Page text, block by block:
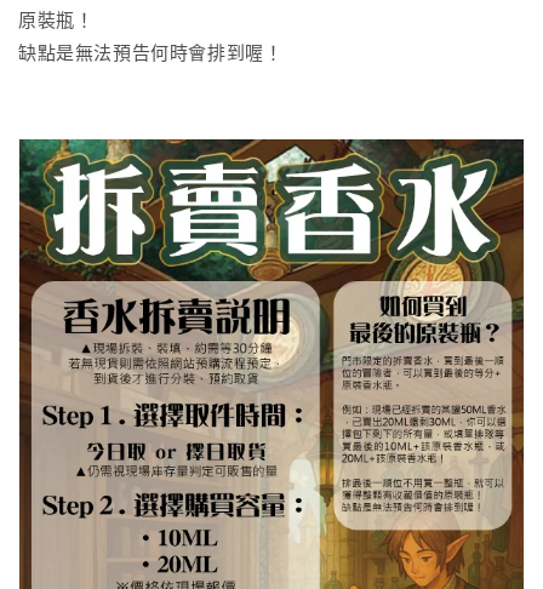
原裝瓶！
缺點是無法預告何時會排到喔！